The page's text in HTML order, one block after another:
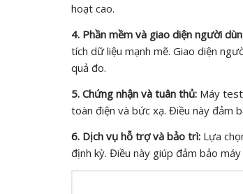
hoạt cao.
4. Phần mềm và giao diện người
tích dữ liệu mạnh mẽ. Giao diện
quả đo.
5. Chứng nhận và tuân thủ: Máy
toàn điện và bức xạ. Điều này đảm
6. Dịch vụ hỗ trợ và bảo trì: Lựa
định kỳ. Điều này giúp đảm bảo